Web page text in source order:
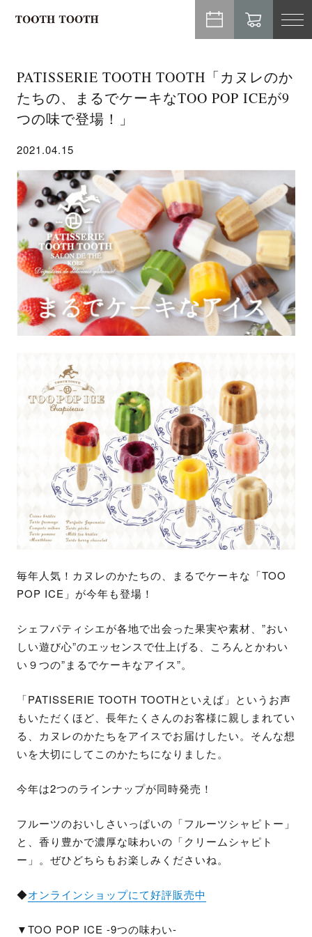
PATISSERIE TOOTH TOOTH「カヌレのか
たちの、まるでケーキなTOO POP ICEが9
つの味で登場！」
2021.04.15
毎年人気！カヌレのかたちの、まるでケーキな「TOO
POP ICE」が今年も登場！
シェフパティシエが各地で出会った果実や素材、”おい
しい遊び心”のエッセンスで仕上げる、ころんとかわい
い９つの”まるでケーキなアイス”。
「PATISSERIE TOOTH TOOTHといえば」というお声
もいただくほど、長年たくさんのお客様に親しまれてい
る、カヌレのかたちをアイスでお届けしたい。そんな想
いを大切にしてこのかたちになりました。
今年は2つのラインナップが同時発売！
フルーツのおいしさいっぱいの「フルーツシャピトー」
と、香り豊かで濃厚な味わいの「クリームシャピト
ー」。ぜひどちらもお楽しみくださいね。
◆オンラインショップにて好評販売中
▼TOO POP ICE -9つの味わい-